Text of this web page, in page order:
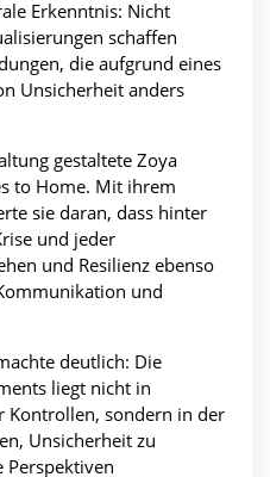
Erkenntnis: Nicht
schaffen
die aufgrund eines
Unsicherheit anders
gestaltete Zoya
to Home. Mit ihrem
sie daran, dass hinter
und jeder
und Resilienz ebenso
und
deutlich: Die
liegt nicht in
Kontrollen, sondern in der
Unsicherheit zu
Perspektiven